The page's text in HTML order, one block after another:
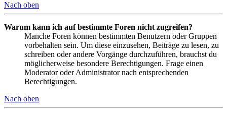
Nach oben
Warum kann ich auf bestimmte Foren nicht zugreifen?
Manche Foren können bestimmten Benutzern oder Gruppen
vorbehalten sein. Um diese einzusehen, Beiträge zu lesen, zu
schreiben oder andere Vorgänge durchzuführen, brauchst du
möglicherweise besondere Berechtigungen. Frage einen
Moderator oder Administrator nach entsprechenden
Berechtigungen.
Nach oben